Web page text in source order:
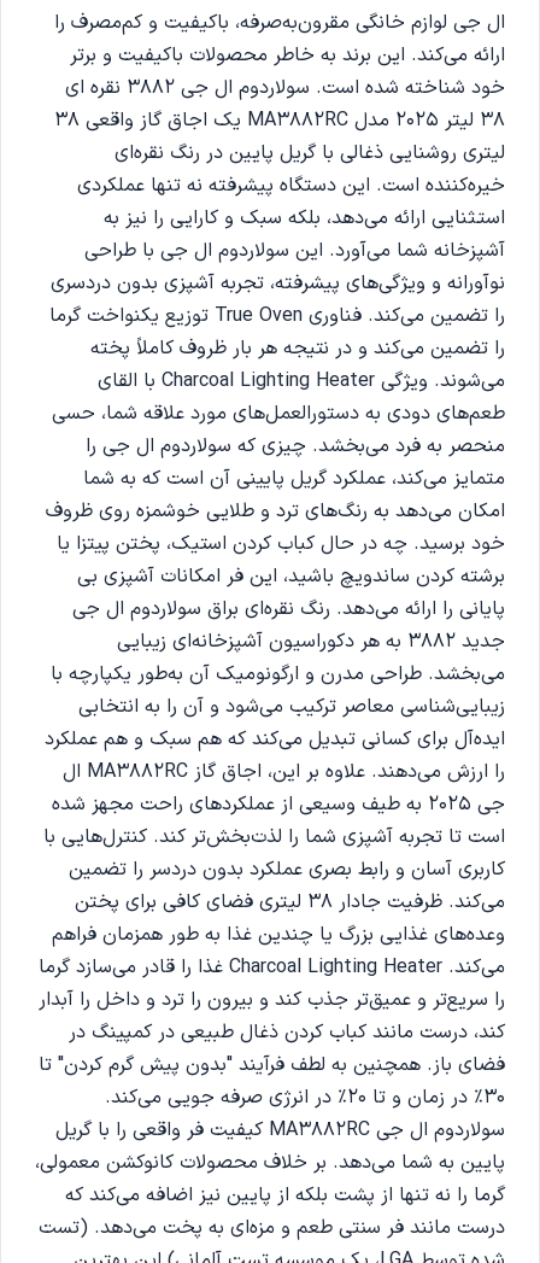
ال‌ جی لوازم خانگی مقرون‌به‌صرفه، باکیفیت و کم‌مصرف را
ارائه می‌کند. این برند به خاطر محصولات باکیفیت و برتر
خود شناخته شده است. سولاردوم ال جی 3882 نقره ای
38 لیتر 2025 مدل MA3882RC یک اجاق گاز واقعی 38
لیتری روشنایی ذغالی با گریل پایین در رنگ نقره‌ای
خیره‌کننده است. این دستگاه پیشرفته نه تنها عملکردی
استثنایی ارائه می‌دهد، بلکه سبک و کارایی را نیز به
آشپزخانه شما می‌آورد. این سولاردوم ال‌ جی با طراحی
نوآورانه و ویژگی‌های پیشرفته‌، تجربه آشپزی بدون دردسری
را تضمین می‌کند. فناوری True Oven توزیع یکنواخت گرما
را تضمین می‌کند و در نتیجه هر بار ظروف کاملاً پخته
می‌شوند. ویژگی Charcoal Lighting Heater با القای
طعم‌های دودی به دستورالعمل‌های مورد علاقه شما، حسی
منحصر به فرد می‌بخشد. چیزی که سولاردوم ال جی را
متمایز می‌کند، عملکرد گریل پایینی آن است که به شما
امکان می‌دهد به رنگ‌های ترد و طلایی خوشمزه روی ظروف
خود برسید. چه در حال کباب کردن استیک، پختن پیتزا یا
برشته کردن ساندویچ باشید، این فر امکانات آشپزی بی
پایانی را ارائه می‌دهد. رنگ نقره‌ای براق سولاردوم ال جی
جدید 3882 به هر دکوراسیون آشپزخانه‌ای زیبایی
می‌بخشد. طراحی مدرن و ارگونومیک آن به‌طور یکپارچه با
زیبایی‌شناسی معاصر ترکیب می‌شود و آن را به انتخابی
ایده‌آل برای کسانی تبدیل می‌کند که هم سبک و هم عملکرد
را ارزش می‌دهند. علاوه بر این، اجاق گاز MA3882RC ال‌
جی 2025 به طیف وسیعی از عملکردهای راحت مجهز شده
است تا تجربه آشپزی شما را لذت‌بخش‌تر کند. کنترل‌هایی با
کاربری آسان و رابط بصری عملکرد بدون دردسر را تضمین
می‌کند. ظرفیت جادار 38 لیتری فضای کافی برای پختن
وعده‌های غذایی بزرگ یا چندین غذا به طور همزمان فراهم
می‌کند. Charcoal Lighting Heater غذا را قادر می‌سازد گرما
را سریع‌تر و عمیق‌تر جذب کند و بیرون را ترد و داخل را آبدار
کند، درست مانند کباب کردن ذغال طبیعی در کمپینگ در
فضای باز. همچنین به لطف فرآیند "بدون پیش گرم کردن" تا
30٪ در زمان و تا 20٪ در انرژی صرفه جویی می‌کند.
سولاردوم ال جی MA3882RC کیفیت فر واقعی را با گریل
پایین به شما می‌دهد. بر خلاف محصولات کانوکشن معمولی،
گرما را نه تنها از پشت بلکه از پایین نیز اضافه می‌کند که
درست مانند فر سنتی طعم و مزه‌ای به پخت می‌دهد. (تست